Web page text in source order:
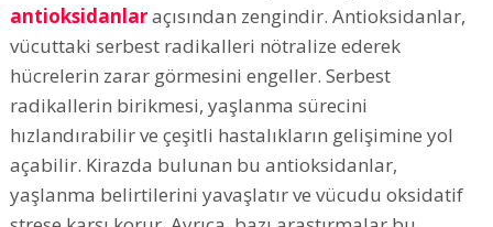
antioksidanlaraçısından zengindir. Antioksidanlar,
vücuttaki serbest radikalleri nötralize ederek
hücrelerin zarar görmesini engeller. Serbest
radikallerin birikmesi, yaşlanma sürecini
hızlandırabilir ve çeşitli hastalıkların gelişimine yol
açabilir. Kirazda bulunan bu antioksidanlar,
yaşlanma belirtilerini yavaşlatır ve vücudu oksidatif